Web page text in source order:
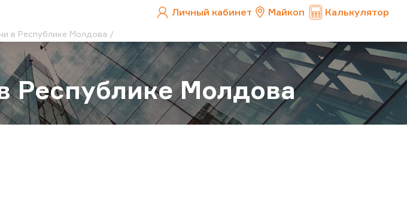
Личный кабинет Майкоп Калькулятор
в Республике Молдова
Республике Молдова